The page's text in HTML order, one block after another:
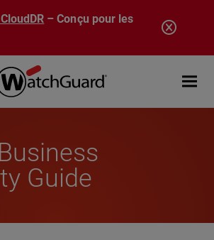
– Conçu pour les
Open
Guide